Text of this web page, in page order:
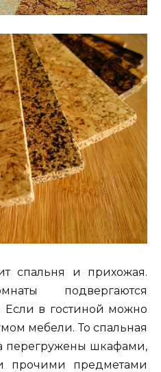
спальня и прихожая.
подвергаются
Если в гостиной можно
мебели. То спальная
перегружены шкафами,
прочими предметами